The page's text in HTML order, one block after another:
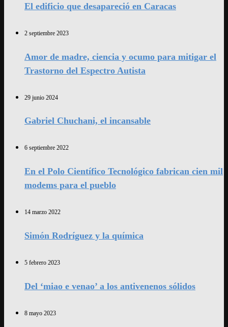
El edificio que desapareció en Caracas
2 septiembre 2023
Amor de madre, ciencia y ocumo para mitigar el
Trastorno del Espectro Autista
29 junio 2024
Gabriel Chuchani, el incansable
6 septiembre 2022
En el Polo Científico Tecnológico fabrican cien mil
modems para el pueblo
14 marzo 2022
Simón Rodríguez y la química
5 febrero 2023
Del ‘miao e venao’ a los antivenenos sólidos
8 mayo 2023